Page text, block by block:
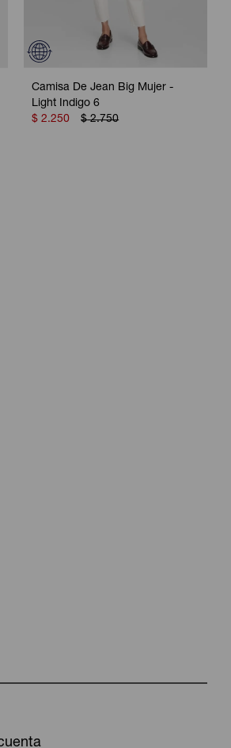
Camisa De Jean Big Mujer -
Light Indigo 6
$ 2.250 $ 2.750